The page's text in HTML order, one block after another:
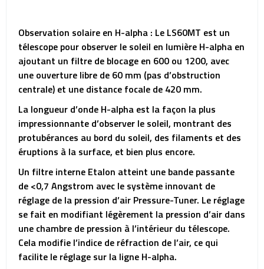
Observation solaire en H-alpha : Le LS60MT est un
télescope pour observer le soleil en lumière H-alpha en
ajoutant un filtre de blocage en 600 ou 1200, avec
une ouverture libre de 60 mm (pas d’obstruction
centrale) et une distance focale de 420 mm.
La longueur d’onde H-alpha est la façon la plus
impressionnante d’observer le soleil, montrant des
protubérances au bord du soleil, des filaments et des
éruptions à la surface, et bien plus encore.
Un filtre interne Etalon atteint une bande passante
de <0,7 Angstrom avec le système innovant de
réglage de la pression d’air Pressure-Tuner. Le réglage
se fait en modifiant légèrement la pression d’air dans
une chambre de pression à l’intérieur du télescope.
Cela modifie l’indice de réfraction de l’air, ce qui
facilite le réglage sur la ligne H-alpha.